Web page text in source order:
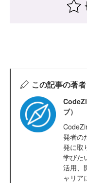
この記事の著者
ブ）
発者の
発に取
学びた
活用、
ャリア